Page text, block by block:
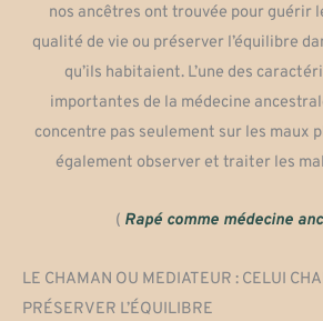
nos ancêtres ont trouvée pour guérir
qualité de vie ou préserver l’équilibre
qu’ils habitaient. L’une des
importantes de la médecine
concentre pas seulement sur les maux
également observer et traiter les
( Rapé comme médecine
LE CHAMAN OU MEDIATEUR : CELUI
PRÉSERVER L’ÉQUILIBRE